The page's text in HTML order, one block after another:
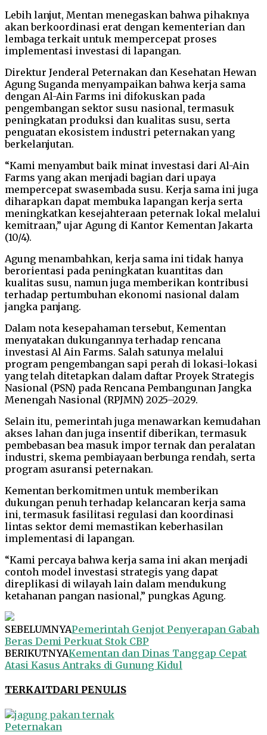
Lebih lanjut, Mentan menegaskan bahwa pihaknya
akan berkoordinasi erat dengan kementerian dan
lembaga terkait untuk mempercepat proses
implementasi investasi di lapangan.
Direktur Jenderal Peternakan dan Kesehatan Hewan
Agung Suganda menyampaikan bahwa kerja sama
dengan Al-Ain Farms ini difokuskan pada
pengembangan sektor susu nasional, termasuk
peningkatan produksi dan kualitas susu, serta
penguatan ekosistem industri peternakan yang
berkelanjutan.
“Kami menyambut baik minat investasi dari Al-Ain
Farms yang akan menjadi bagian dari upaya
mempercepat swasembada susu. Kerja sama ini juga
diharapkan dapat membuka lapangan kerja serta
meningkatkan kesejahteraan peternak lokal melalui
kemitraan,” ujar Agung di Kantor Kementan Jakarta
(10/4).
Agung menambahkan, kerja sama ini tidak hanya
berorientasi pada peningkatan kuantitas dan
kualitas susu, namun juga memberikan kontribusi
terhadap pertumbuhan ekonomi nasional dalam
jangka panjang.
Dalam nota kesepahaman tersebut, Kementan
menyatakan dukungannya terhadap rencana
investasi Al Ain Farms. Salah satunya melalui
program pengembangan sapi perah di lokasi-lokasi
yang telah ditetapkan dalam daftar Proyek Strategis
Nasional (PSN) pada Rencana Pembangunan Jangka
Menengah Nasional (RPJMN) 2025–2029.
Selain itu, pemerintah juga menawarkan kemudahan
akses lahan dan juga insentif diberikan, termasuk
pembebasan bea masuk impor ternak dan peralatan
industri, skema pembiayaan berbunga rendah, serta
program asuransi peternakan.
Kementan berkomitmen untuk memberikan
dukungan penuh terhadap kelancaran kerja sama
ini, termasuk fasilitasi regulasi dan koordinasi
lintas sektor demi memastikan keberhasilan
implementasi di lapangan.
“Kami percaya bahwa kerja sama ini akan menjadi
contoh model investasi strategis yang dapat
direplikasi di wilayah lain dalam mendukung
ketahanan pangan nasional,” pungkas Agung.
SEBELUMNYAPemerintah Genjot Penyerapan Gabah
Beras Demi Perkuat Stok CBP
BERIKUTNYA​Kementan dan Dinas Tanggap Cepat
Atasi Kasus Antraks di Gunung Kidul​
TERKAITDARI PENULIS
Peternakan